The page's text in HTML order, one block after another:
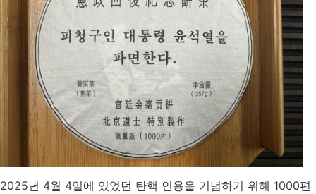
2025년 4월 4일에 있었던 탄핵 인용을 기념하기 위해 1000편